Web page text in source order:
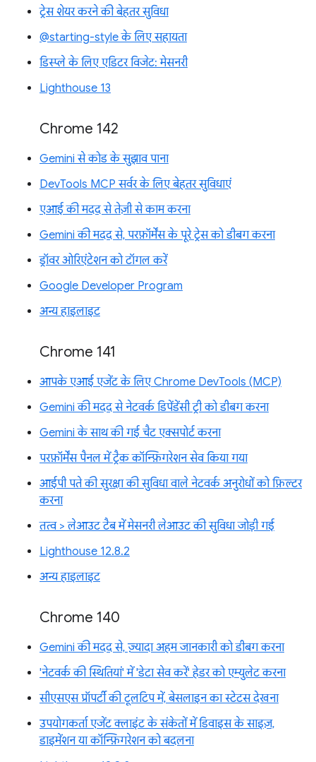
ट्रेस शेयर करने की बेहतर सुविधा
@starting-style के लिए सहायता
डिस्प्ले के लिए एडिटर विजेट: मेसनरी
Lighthouse 13
Chrome 142
Gemini से कोड के सुझाव पाना
DevTools MCP सर्वर के लिए बेहतर सुविधाएं
एआई की मदद से तेज़ी से काम करना
Gemini की मदद से, परफ़ॉर्मेंस के पूरे ट्रेस को डीबग करना
ड्रॉवर ओरिएंटेशन को टॉगल करें
Google Developer Program
अन्य हाइलाइट
Chrome 141
आपके एआई एजेंट के लिए Chrome DevTools (MCP)
Gemini की मदद से नेटवर्क डिपेंडेंसी ट्री को डीबग करना
Gemini के साथ की गई चैट एक्सपोर्ट करना
परफ़ॉर्मेंस पैनल में ट्रैक कॉन्फ़िगरेशन सेव किया गया
आईपी पते की सुरक्षा की सुविधा वाले नेटवर्क अनुरोधों को फ़िल्टर
करना
तत्व > लेआउट टैब में मेसनरी लेआउट की सुविधा जोड़ी गई
Lighthouse 12.8.2
अन्य हाइलाइट
Chrome 140
Gemini की मदद से, ज़्यादा अहम जानकारी को डीबग करना
'नेटवर्क की स्थितियां' में 'डेटा सेव करें' हेडर को एम्युलेट करना
सीएसएस प्रॉपर्टी की टूलटिप में, बेसलाइन का स्टेटस देखना
उपयोगकर्ता एजेंट क्लाइंट के संकेतों में डिवाइस के साइज़,
डाइमेंशन या कॉन्फ़िगरेशन को बदलना